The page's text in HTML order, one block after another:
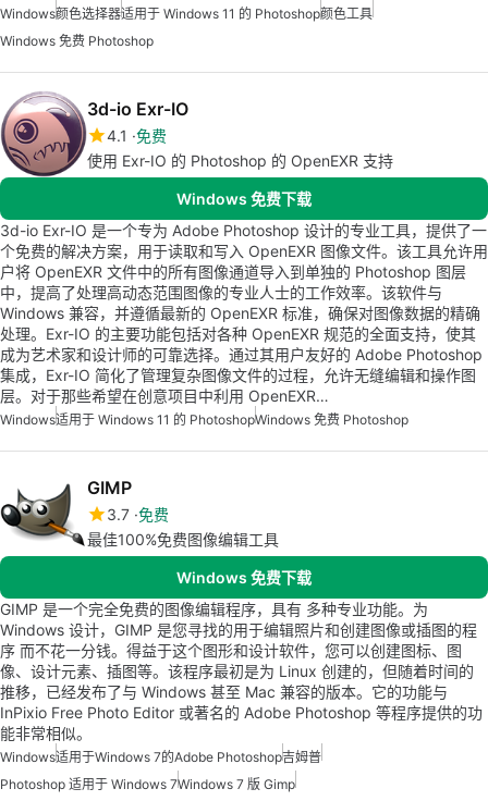
Windows颜色选择器适用于 Windows 11 的 Photoshop颜色工具
Windows 免费 Photoshop
3d-io Exr-IO
4.1 免费
使用 Exr-IO 的 Photoshop 的 OpenEXR 支持
Windows 免费下载
3d-io Exr-IO 是一个专为 Adobe Photoshop 设计的专业工具，提供了一
个免费的解决方案，用于读取和写入 OpenEXR 图像文件。该工具允许用
户将 OpenEXR 文件中的所有图像通道导入到单独的 Photoshop 图层
中，提高了处理高动态范围图像的专业人士的工作效率。该软件与
Windows 兼容，并遵循最新的 OpenEXR 标准，确保对图像数据的精确
处理。Exr-IO 的主要功能包括对各种 OpenEXR 规范的全面支持，使其
成为艺术家和设计师的可靠选择。通过其用户友好的 Adobe Photoshop
集成，Exr-IO 简化了管理复杂图像文件的过程，允许无缝编辑和操作图
层。对于那些希望在创意项目中利用 OpenEXR…
Windows适用于 Windows 11 的 PhotoshopWindows 免费 Photoshop
GIMP
3.7 免费
最佳100%免费图像编辑工具
Windows 免费下载
GIMP 是一个完全免费的图像编辑程序，具有 多种专业功能。为
Windows 设计，GIMP 是您寻找的用于编辑照片和创建图像或插图的程
序 而不花一分钱。得益于这个图形和设计软件，您可以创建图标、图
像、设计元素、插图等。该程序最初是为 Linux 创建的，但随着时间的
推移，已经发布了与 Windows 甚至 Mac 兼容的版本。它的功能与
InPixio Free Photo Editor 或著名的 Adobe Photoshop 等程序提供的功
能非常相似。
Windows适用于Windows 7的Adobe Photoshop吉姆普
Photoshop 适用于 Windows 7Windows 7 版 Gimp